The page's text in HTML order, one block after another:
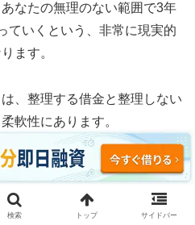
なたの無理のない範囲で3年
ていくという、非常に現実的
ます。
、整理する借金と整理しない
軟性にあります。
ーン、あるいは保証人に迷惑
ま支払い続け、消費者金融や
だけを対象にして利息をゼロ
検索 トップ サイドバー